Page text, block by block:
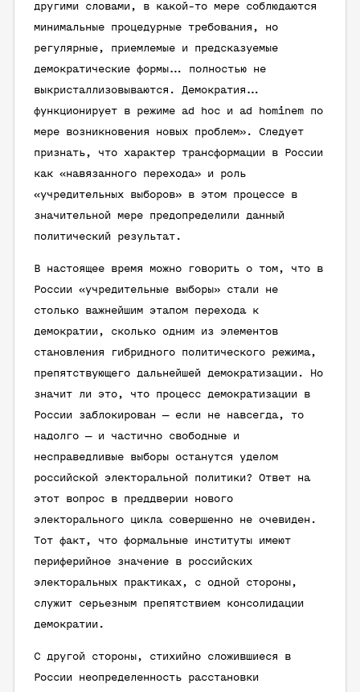
другими словами, в какой-то мере соблюдаются
минимальные процедурные требования, но
регулярные, приемлемые и предсказуемые
демократические формы… полностью не
выкристаллизовываются. Демократия…
функционирует в режиме ad hoc и ad hominem по
мере возникновения новых проблем». Следует
признать, что характер трансформации в России
как «навязанного перехода» и роль
«учредительных выборов» в этом процессе в
значительной мере предопределили данный
политический результат.
В настоящее время можно говорить о том, что в
России «учредительные выборы» стали не
столько важнейшим этапом перехода к
демократии, сколько одним из элементов
становления гибридного политического режима,
препятствующего дальнейшей демократизации. Но
значит ли это, что процесс демократизации в
России заблокирован — если не навсегда, то
надолго — и частично свободные и
несправедливые выборы останутся уделом
российской электоральной политики? Ответ на
этот вопрос в преддверии нового
электорального цикла совершенно не очевиден.
Тот факт, что формальные институты имеют
периферийное значение в российских
электоральных практиках, с одной стороны,
служит серьезным препятствием консолидации
демократии.
С другой стороны, стихийно сложившиеся в
России неопределенность расстановки